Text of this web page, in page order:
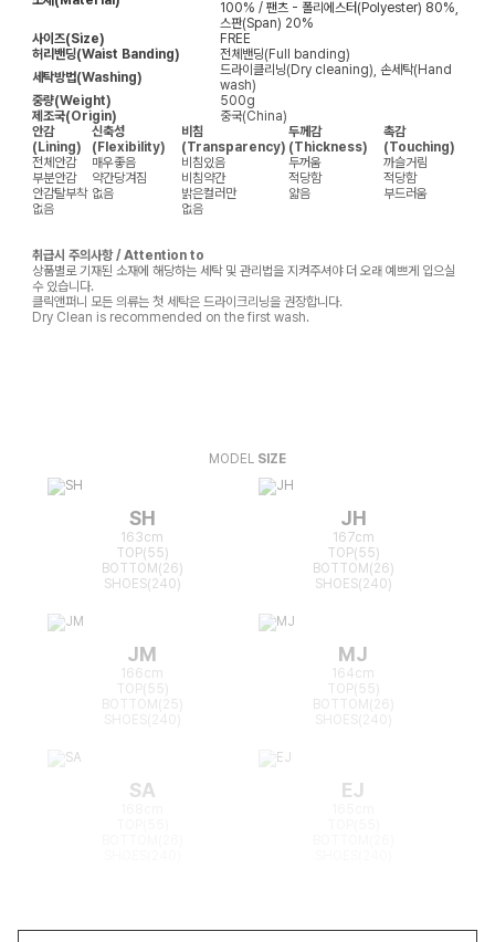
100% / 팬츠 - 폴리에스터(Polyester) 80%,
스판(Span) 20%
사이즈(Size)
FREE
허리밴딩(Waist Banding)
전체밴딩(Full banding)
세탁방법(Washing)
드라이클리닝(Dry cleaning), 손세탁(Hand
wash)
중량(Weight)
500g
제조국(Origin)
중국(China)
안감
(Lining)
신축성
(Flexibility)
비침
(Transparency)
두께감
(Thickness)
촉감
(Touching)
전체안감
매우좋음 비침있음 두꺼움
까슬거림
부분안감
약간당겨짐 비침약간 적당함
적당함
안감탈부착 없음 밝은컬러만 얇음
부드러움
없음
없음
취급시 주의사항 / Attention to
상품별로 기재된 소재에 해당하는 세탁 및 관리법을 지켜주셔야 더 오래 예쁘게 입으실
수 있습니다.
클릭앤퍼니 모든 의류는 첫 세탁은 드라이크리닝을 권장합니다.
Dry Clean is recommended on the first wash.
MODEL SIZE
SH
163cm
TOP(55)
BOTTOM(26)
SHOES(240)
JH
167cm
TOP(55)
BOTTOM(26)
SHOES(240)
JM
166cm
TOP(55)
BOTTOM(25)
MJ
164cm
TOP(55)
BOTTOM(26)
SA EJ